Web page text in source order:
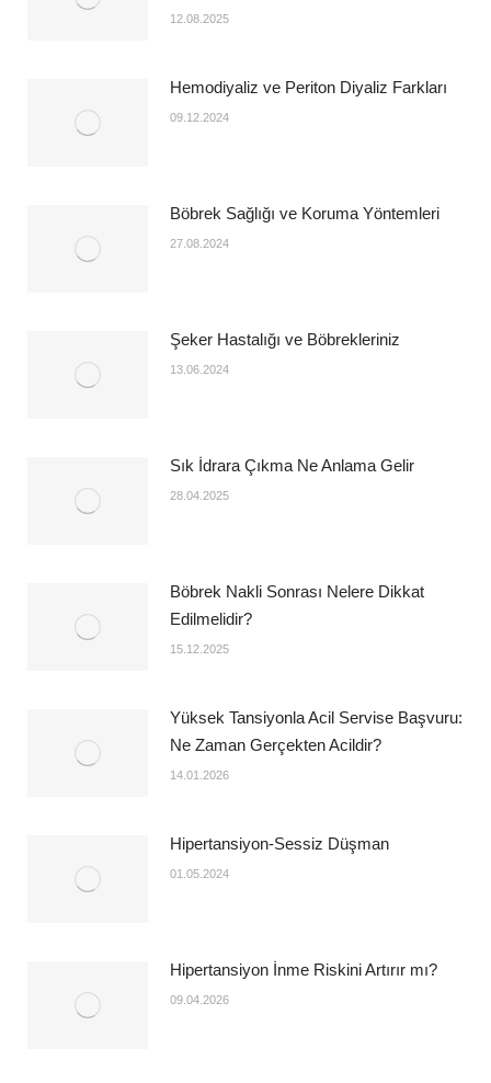
12.08.2025
Hemodiyaliz ve Periton Diyaliz Farkları
09.12.2024
Böbrek Sağlığı ve Koruma Yöntemleri
27.08.2024
Şeker Hastalığı ve Böbrekleriniz
13.06.2024
Sık İdrara Çıkma Ne Anlama Gelir
28.04.2025
Böbrek Nakli Sonrası Nelere Dikkat
Edilmelidir?
15.12.2025
Yüksek Tansiyonla Acil Servise Başvuru:
Ne Zaman Gerçekten Acildir?
14.01.2026
Hipertansiyon-Sessiz Düşman
01.05.2024
Hipertansiyon İnme Riskini Artırır mı?
09.04.2026